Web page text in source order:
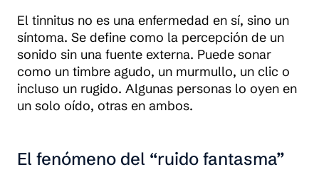
El tinnitus no es una enfermedad en sí, sino un
síntoma. Se define como la percepción de un
sonido sin una fuente externa. Puede sonar
como un timbre agudo, un murmullo, un clic o
incluso un rugido. Algunas personas lo oyen en
un solo oído, otras en ambos.
El fenómeno del “ruido fantasma”